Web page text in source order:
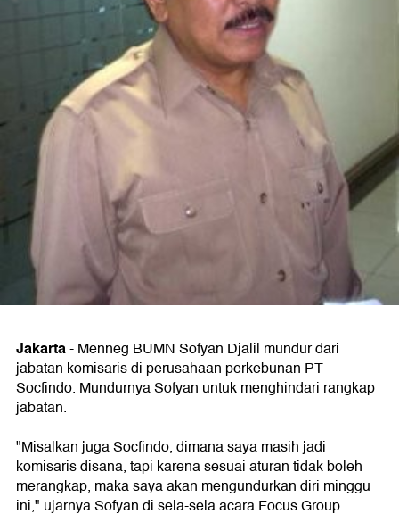
Jakarta-Menneg BUMN Sofyan Djalil mundur dari
jabatan komisaris di perusahaan perkebunan PT
Socfindo. Mundurnya Sofyan untuk menghindari rangkap
jabatan.
"Misalkan juga Socfindo, dimana saya masih jadi
komisaris disana, tapi karena sesuai aturan tidak boleh
merangkap, maka saya akan mengundurkan diri minggu
ini," ujarnya Sofyan di sela-sela acara Focus Group